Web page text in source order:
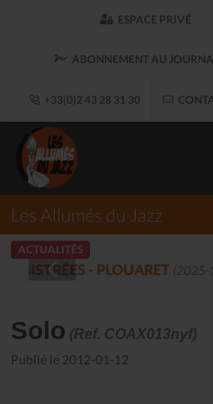
ESPACE PRIVÉ
ABONNEMENT AU
+33(0)2 43 28 31 30
Les Allumés du Jazz
ACTUALITÉS
LES ALLUMÉS
Solo (Ref. COAX013nyf)
Publié le 2012-01-12